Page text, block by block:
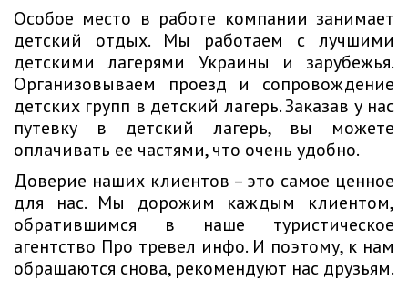
Особое место в работе компании занимает
детский отдых. Мы работаем с лучшими
детскими лагерями Украины и зарубежья.
Организовываем проезд и сопровождение
детских групп в детский лагерь. Заказав у нас
путевку в детский лагерь, вы можете
оплачивать ее частями, что очень удобно.
Доверие наших клиентов – это самое ценное
для нас. Мы дорожим каждым клиентом,
обратившимся в наше туристическое
агентство Про тревел инфо. И поэтому, к нам
обращаются снова, рекомендуют нас друзьям.